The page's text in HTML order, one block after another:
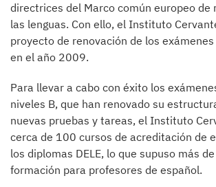
directrices del Marco común europeo de
las lenguas. Con ello, el Instituto
proyecto de renovación de los exámenes
en el año 2009.
Para llevar a cabo con éxito los
niveles B, que han renovado su
nuevas pruebas y tareas, el Instituto
cerca de 100 cursos de acreditación de
los diplomas DELE, lo que supuso más
formación para profesores de español.